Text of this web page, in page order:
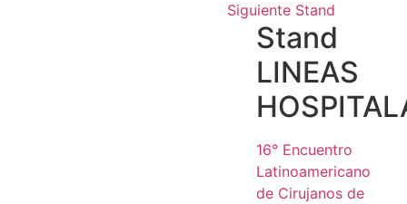
Siguiente Stand
Stand
LINEAS
16° Encuentro
Latinoamericano
de Cirujanos de